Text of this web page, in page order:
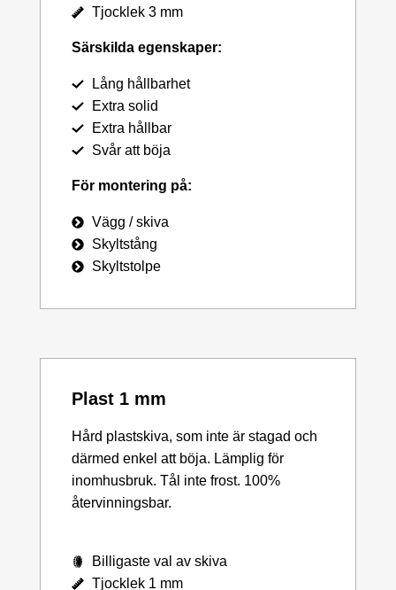
Tjocklek 3 mm
Särskilda egenskaper:
Lång hållbarhet
Extra solid
Extra hållbar
Svår att böja
För montering på:
Vägg / skiva
Skyltstång
Skyltstolpe
Plast 1 mm
Hård plastskiva, som inte är stagad och
därmed enkel att böja. Lämplig för
inomhusbruk. Tål inte frost. 100%
återvinningsbar.
Billigaste val av skiva
Tjocklek 1 mm